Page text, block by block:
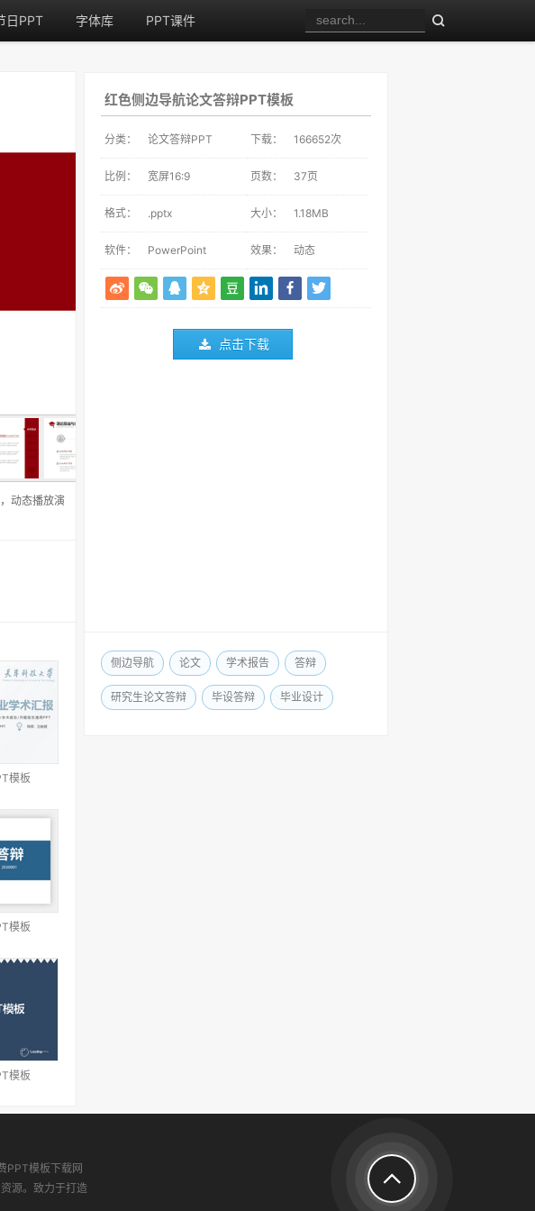
日PPT 字体库 PPT课件
红色侧边导航论文答辩PPT模板
分类： 论文答辩PPT 下载： 166652次
比例： 宽屏16:9 页数： 37页
格式： .pptx 大小： 1.18MB
软件： PowerPoint 效果： 动态
点击下载
侧边导航 论文 学术报告 答辩
研究生论文答辩 毕设答辩 毕业设计
动态播放演
模板
模板
模板
PPT模板下载网
源。致力于打造